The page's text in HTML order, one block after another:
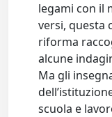
legami con il
versi, questa
riforma
alcune
Ma gli
scuola e